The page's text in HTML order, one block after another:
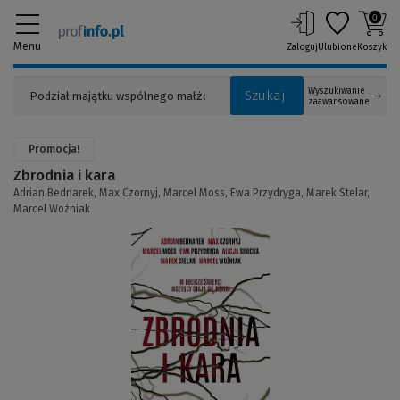
Menu
Szukaj
Wyszukiwanie
zaawansowane
ZalogujUlubione
0
Koszyk
Promocja!
(Link
Zbrodnia i kara
Adrian Bednarek, Max Czornyj, Marcel Moss, Ewa Przydryga, Marek Stelar,
Marcel Woźniak